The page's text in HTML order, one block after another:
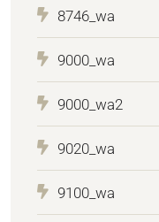
8746_wa
9000_wa
9000_wa2
9020_wa
9100_wa